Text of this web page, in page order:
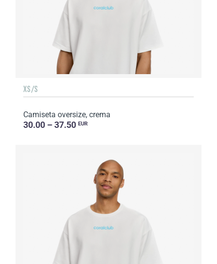
XS/S
Camiseta oversize, crema
30.00 – 37.50 EUR